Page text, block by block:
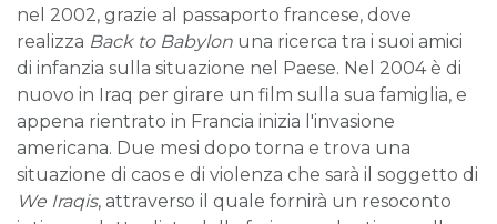
nel 2002, grazie al passaporto francese, dove
realizza Back to Babylon una ricerca tra i suoi amici
di infanzia sulla situazione nel Paese. Nel 2004 è di
nuovo in Iraq per girare un film sulla sua famiglia, e
appena rientrato in Francia inizia l'invasione
americana. Due mesi dopo torna e trova una
situazione di caos e di violenza che sarà il soggetto di
We Iraqis, attraverso il quale fornirà un resoconto